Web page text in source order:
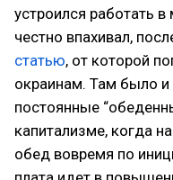
устроился работать
честно впахивал,
статью, от которой
окраинам. Там было и
постоянные
капитализме, когда
обед вовремя по